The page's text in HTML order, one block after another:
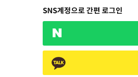
SNS계정으로 간편 로그인